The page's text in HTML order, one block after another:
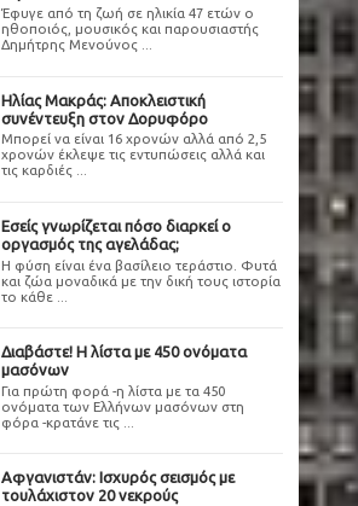
Έφυγε από τη ζωή σε ηλικία 47 ετών ο
ηθοποιός, μουσικός και παρουσιαστής
Δημήτρης Μενούνος ...
Ηλίας Μακράς: Αποκλειστική
συνέντευξη στον Δορυφόρο
Μπορεί να είναι 16 χρονών αλλά από 2,5
χρονών έκλεψε τις εντυπώσεις αλλά και
τις καρδιές ...
Εσείς γνωρίζεται πόσο διαρκεί ο
οργασμός της αγελάδας;
Η φύση είναι ένα βασίλειο τεράστιο. Φυτά
και ζώα μοναδικά με την δική τους ιστορία
το κάθε ...
Διαβάστε! Η λίστα με 450 ονόματα
μασόνων
Για πρώτη φορά -η λίστα με τα 450
ονόματα των Ελλήνων μασόνων στη
φόρα -κρατάνε τις ...
Αφγανιστάν: Ισχυρός σεισμός με
τουλάχιστον 20 νεκρούς